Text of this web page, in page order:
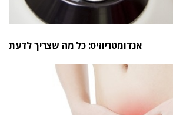
אנדומטריוזיס: כל מה שצריך לדעת